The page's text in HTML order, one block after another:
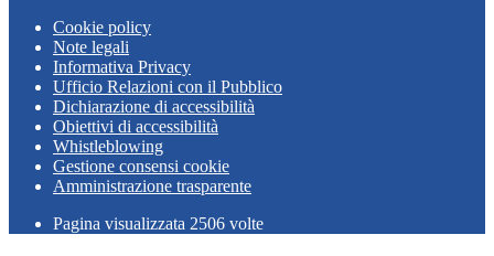
Cookie policy
Note legali
Informativa Privacy
Ufficio Relazioni con il Pubblico
Dichiarazione di accessibilità
Obiettivi di accessibilità
Whistleblowing
Gestione consensi cookie
Amministrazione trasparente
Pagina visualizzata 2506 volte